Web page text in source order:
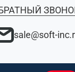
sale@soft-